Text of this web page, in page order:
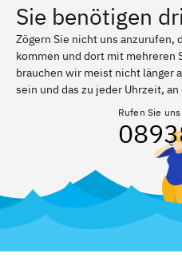
Sie benötigen
Zögern Sie nicht uns anzurufen,
kommen und dort mit mehreren
brauchen wir meist nicht länger
sein und das zu jeder Uhrzeit, an
Rufen Sie uns